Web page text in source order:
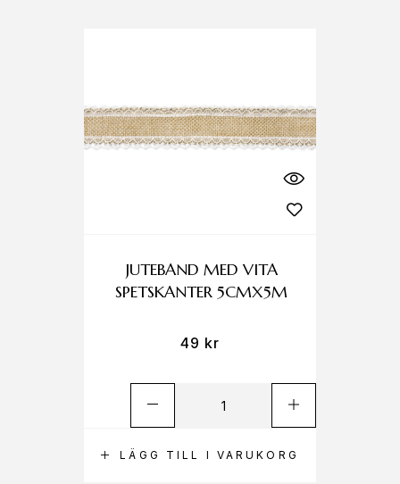
LÄGG TILL I VARUKORG
JUTEBAND MED VITA
SPETSKANTER 5CMX5M
49 kr